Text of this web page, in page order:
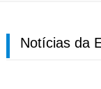
Notícias da